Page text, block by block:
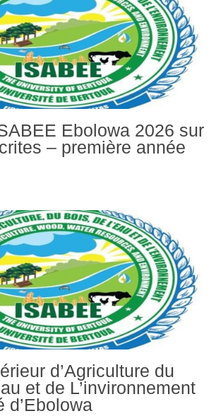
Ebolowa 2026 sur
– première année
d’Agriculture du
et de L’invironnement
d’Ebolowa